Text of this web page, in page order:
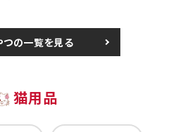
つの一覧を見る
猫用品